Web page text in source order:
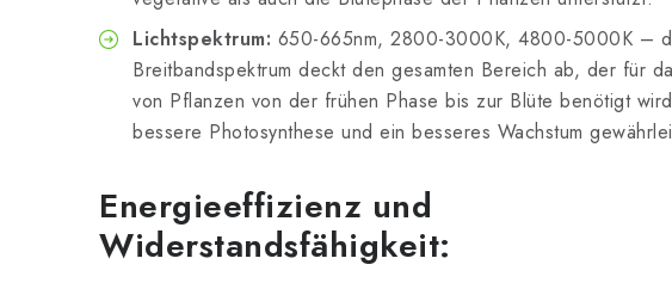
Lichtspektrum: 650-665nm, 2800-3000K, 4800-5000K –
Breitbandspektrum deckt den gesamten Bereich ab, der für
von Pflanzen von der frühen Phase bis zur Blüte benötigt
bessere Photosynthese und ein besseres Wachstum
Energieeffizienz und
Widerstandsfähigkeit: